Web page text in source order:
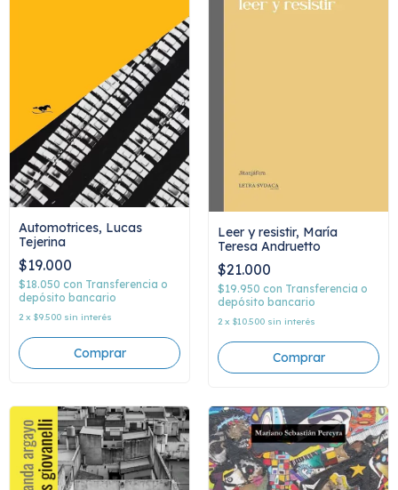
Automotrices, Lucas
Tejerina
$19.000
$18.050 con Transferencia o
depósito bancario
2 x $9.500 sin interés
Leer y resistir, María
Teresa Andruetto
$21.000
$19.950 con Transferencia o
depósito bancario
2 x $10.500 sin interés